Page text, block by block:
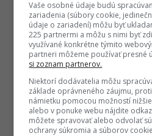
Vaše osobné údaje budú
zariadenia (súbory cookie,
údaje o zariadení) môžu byť
225 partnermi a môžu s nimi byť
využívané konkrétne týmito
partneri môžeme používať presné
si zoznam partnerov.
Niektorí dodávatelia môžu
základe oprávneného záujmu,
námietku pomocou možností
alebo v ponuke webu nájdite
môžete spravovať alebo odvolať
ochrany súkromia a súborov